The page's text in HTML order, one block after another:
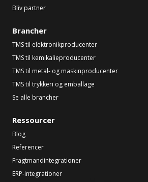
Bliv partner
Brancher
TMS til elektronikproducenter
TMS til kemikalieproducenter
TMS til metal- og maskinproducenter
TMS til trykkeri og emballage
Se alle brancher
Ressourcer
Blog
Referencer
Fragtmandintegrationer
ERP-integrationer